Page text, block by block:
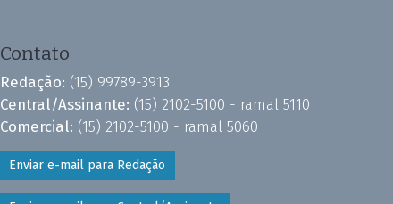
Contato
Redação: (15) 99789-3913
Central/Assinante: (15) 2102-5100 - ramal 5110
Comercial: (15) 2102-5100 - ramal 5060
Enviar e-mail para Redação